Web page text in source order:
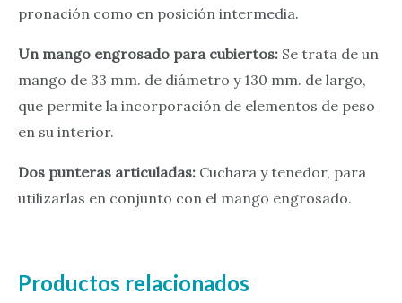
pronación como en posición intermedia.
Un mango engrosado para cubiertos: Se trata de un
mango de 33 mm. de diámetro y 130 mm. de largo,
que permite la incorporación de elementos de peso
en su interior.
Dos punteras articuladas: Cuchara y tenedor, para
utilizarlas en conjunto con el mango engrosado.
Productos relacionados